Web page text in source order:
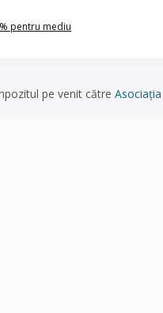
pentru mediu
pe venit către